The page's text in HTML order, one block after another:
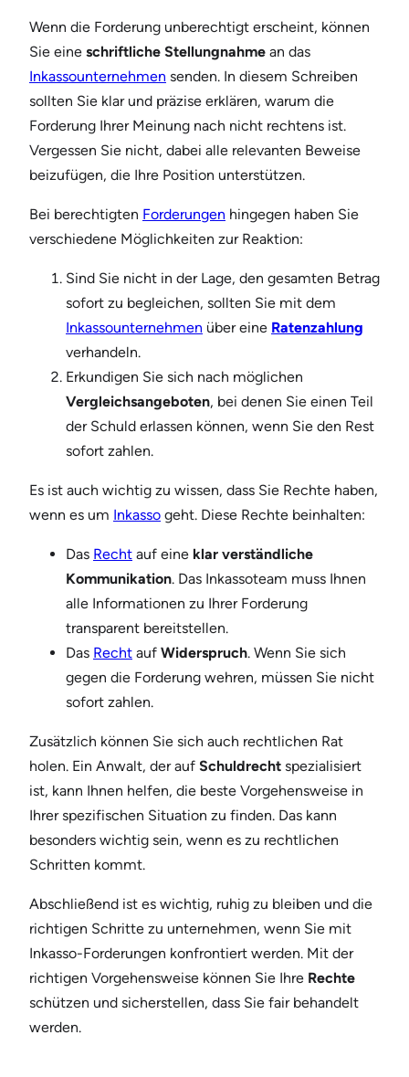
Wenn die Forderung unberechtigt erscheint, können
Sie eine schriftliche Stellungnahme an das
Inkassounternehmen senden. In diesem Schreiben
sollten Sie klar und präzise erklären, warum die
Forderung Ihrer Meinung nach nicht rechtens ist.
Vergessen Sie nicht, dabei alle relevanten Beweise
beizufügen, die Ihre Position unterstützen.
Bei berechtigten Forderungen hingegen haben Sie
verschiedene Möglichkeiten zur Reaktion:
Sind Sie nicht in der Lage, den gesamten Betrag
sofort zu begleichen, sollten Sie mit dem
Inkassounternehmen über eine Ratenzahlung
verhandeln.
Erkundigen Sie sich nach möglichen
Vergleichsangeboten, bei denen Sie einen Teil
der Schuld erlassen können, wenn Sie den Rest
sofort zahlen.
Es ist auch wichtig zu wissen, dass Sie Rechte haben,
wenn es um Inkasso geht. Diese Rechte beinhalten:
Das Recht auf eine klar verständliche
Kommunikation. Das Inkassoteam muss Ihnen
alle Informationen zu Ihrer Forderung
transparent bereitstellen.
Das Recht auf Widerspruch. Wenn Sie sich
gegen die Forderung wehren, müssen Sie nicht
sofort zahlen.
Zusätzlich können Sie sich auch rechtlichen Rat
holen. Ein Anwalt, der auf Schuldrecht spezialisiert
ist, kann Ihnen helfen, die beste Vorgehensweise in
Ihrer spezifischen Situation zu finden. Das kann
besonders wichtig sein, wenn es zu rechtlichen
Schritten kommt.
Abschließend ist es wichtig, ruhig zu bleiben und die
richtigen Schritte zu unternehmen, wenn Sie mit
Inkasso-Forderungen konfrontiert werden. Mit der
richtigen Vorgehensweise können Sie Ihre Rechte
schützen und sicherstellen, dass Sie fair behandelt
werden.